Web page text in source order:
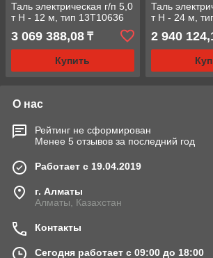
Таль электрическая г/п 5,0
т Н - 12 м, тип 13Т10636
3 069 388,08 ₸
Купить
Таль
т Н - 24 м,
2 940
О нас
Рейтинг не сформирован
Менее 5 отзывов за последний год
Работает с 19.04.2019
г. Алматы
Алматы, Казахстан
Контакты
Сегодня работает с 09:00 до 18:00